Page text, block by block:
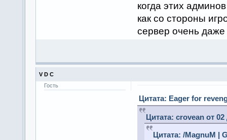
когда этих
как со стороны
сервер очень
V D C
Гость
Цитата: Eager for
Цитата: crovean от
Цитата: /MagnuM |